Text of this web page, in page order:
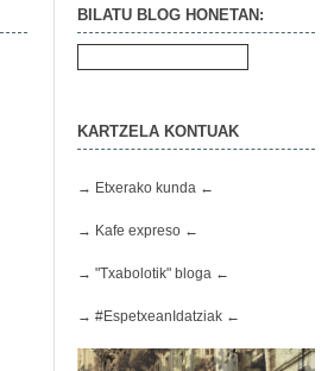
BILATU BLOG HONETAN:
KARTZELA KONTUAK
→ Etxerako kunda ←
→ Kafe expreso ←
→ "Txabolotik" bloga ←
→ #EspetxeanIdatziak ←